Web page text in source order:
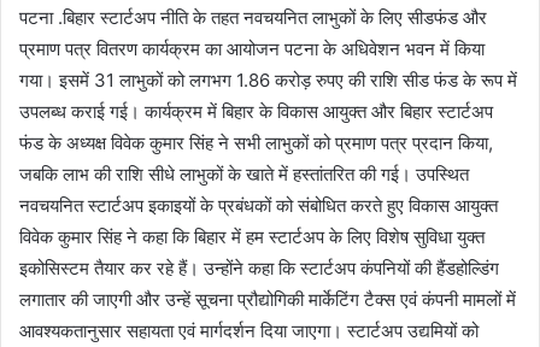
पटना .बिहार स्टार्टअप नीति के तहत नवचयनित लाभुकों के लिए सीडफंड और
प्रमाण पत्र वितरण कार्यक्रम का आयोजन पटना के अधिवेशन भवन में किया
गया। इसमें 31 लाभुकों को लगभग 1.86 करोड़ रुपए की राशि सीड फंड के रूप में
उपलब्ध कराई गई। कार्यक्रम में बिहार के विकास आयुक्त और बिहार स्टार्टअप
फंड के अध्यक्ष विवेक कुमार सिंह ने सभी लाभुकों को प्रमाण पत्र प्रदान किया,
जबकि लाभ की राशि सीधे लाभुकों के खाते में हस्तांतरित की गई। उपस्थित
नवचयनित स्टार्टअप इकाइयों के प्रबंधकों को संबोधित करते हुए विकास आयुक्त
विवेक कुमार सिंह ने कहा कि बिहार में हम स्टार्टअप के लिए विशेष सुविधा युक्त
इकोसिस्टम तैयार कर रहे हैं। उन्होंने कहा कि स्टार्टअप कंपनियों की हैंडहोल्डिंग
लगातार की जाएगी और उन्हें सूचना प्रौद्योगिकी मार्केटिंग टैक्स एवं कंपनी मामलों में
आवश्यकतानुसार सहायता एवं मार्गदर्शन दिया जाएगा। स्टार्टअप उद्यमियों को